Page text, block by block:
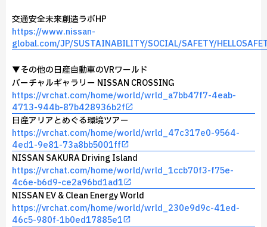
交通安全未来創造ラボHP
https://www.nissan-
global.com/JP/SUSTAINABILITY/SOCIAL/SAFETY/
▼その他の日産自動車のVRワールド
バーチャルギャラリー NISSAN CROSSING
https://vrchat.com/home/world/wrld_a7bb47f7-4eab-
4713-944b-87b428936b2f
日産アリアとめぐる環境ツアー
https://vrchat.com/home/world/wrld_47c317e0-9564-
4ed1-9e81-73a8bb5001ff
NISSAN SAKURA Driving Island
https://vrchat.com/home/world/wrld_1ccb70f3-f75e-
4c6e-b6d9-ce2a96bd1ad1
NISSAN EV & Clean Energy World
https://vrchat.com/home/world/wrld_230e9d9c-41ed-
46c5-980f-1b0ed17885e1